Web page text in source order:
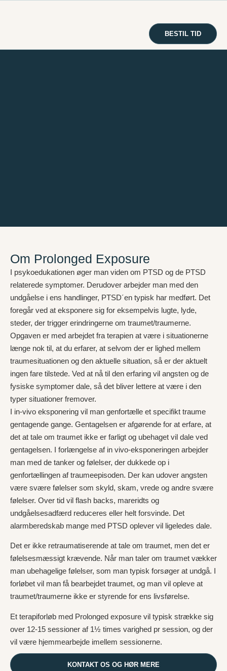
BESTIL TID
I in-vivo eksponering vil man genfortælle et specifikt traume
gentagende gange. Gentagelsen er afgørende for at erfare, at
det at tale om traumet ikke er farligt og ubehaget vil dale ved
gentagelsen. I forlængelse af in vivo-eksponeringen arbejder
man med de tanker og følelser, der dukkede op i
genfortællingen af traumeepisoden. Der kan udover angsten
være svære følelser som skyld, skam, vrede og andre svære
følelser. Over tid vil flash backs, mareridts og
undgåelsesadfærd reduceres eller helt forsvinde. Det
alarmberedskab mange med PTSD oplever vil ligeledes dale.
Det er ikke retraumatiserende at tale om traumet, men det er
følelsesmæssigt krævende. Når man taler om traumet vækker
man ubehagelige følelser, som man typisk forsøger at undgå. I
forløbet vil man få bearbejdet traumet, og man vil opleve at
traumet/traumerne ikke er styrende for ens livsførelse.
Et terapiforløb med Prolonged exposure vil typisk strække sig
over 12-15 sessioner af 1½ times varighed pr session, og der
vil være hjemmearbejde imellem sessionerne.
KONTAKT OS OG HØR MERE
Om Prolonged Exposure
I psykoedukationen øger man viden om PTSD og de PTSD
relaterede symptomer. Derudover arbejder man med den
undgåelse i ens handlinger, PTSD´en typisk har medført. Det
foregår ved at eksponere sig for eksempelvis lugte, lyde,
steder, der trigger erindringerne om traumet/traumerne.
Opgaven er med arbejdet fra terapien at være i situationerne
længe nok til, at du erfarer, at selvom der er lighed mellem
traumesituationen og den aktuelle situation, så er der aktuelt
ingen fare tilstede. Ved at nå til den erfaring vil angsten og de
fysiske symptomer dale, så det bliver lettere at være i den
typer situationer fremover.